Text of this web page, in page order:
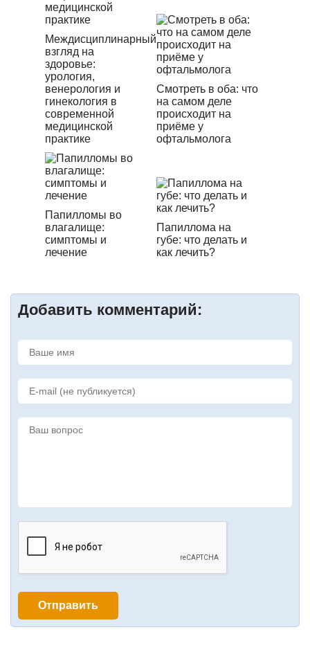
Междисциплинарный
взгляд на
здоровье:
урология,
венерология и
гинекология в
современной
медицинской
практике
Смотреть в оба: что
на самом деле
происходит на
приёме у
офтальмолога
Папилломы во
влагалище:
симптомы и
лечение
Папиллома на
губе: что делать и
как лечить?
Добавить комментарий: